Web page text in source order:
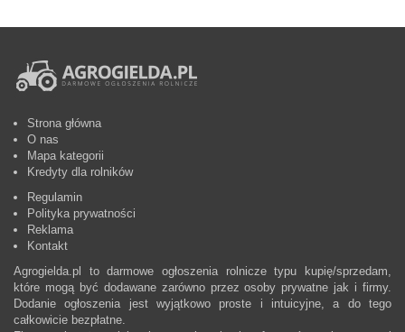
Strona główna
O nas
Mapa kategorii
Kredyty dla rolników
Regulamin
Polityka prywatności
Reklama
Kontakt
Agrogielda.pl to darmowe ogłoszenia rolnicze typu kupię/sprzedam,
które mogą być dodawane zarówno przez osoby prywatne jak i firmy.
Dodanie ogłoszenia jest wyjątkowo proste i intuicyjne, a do tego
całkowicie bezpłatne.